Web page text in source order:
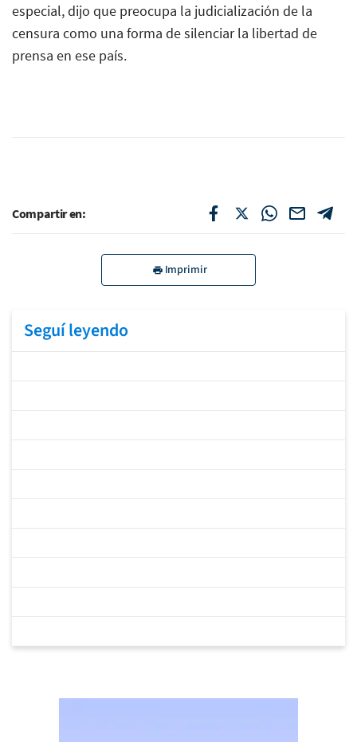
especial, dijo que preocupa la judicialización de la
censura como una forma de silenciar la libertad de
prensa en ese país.
Compartir en:
Imprimir
Seguí leyendo